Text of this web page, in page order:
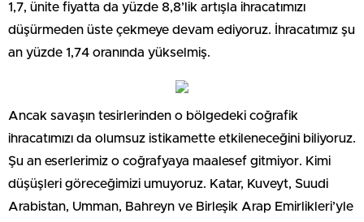
1,7, ünite fiyatta da yüzde 8,8’lik artışla ihracatımızı
düşürmeden üste çekmeye devam ediyoruz. İhracatımız şu
an yüzde 1,74 oranında yükselmiş.
Ancak savaşın tesirlerinden o bölgedeki coğrafik
ihracatımızı da olumsuz istikamette etkileneceğini biliyoruz.
Şu an eserlerimiz o coğrafyaya maalesef gitmiyor. Kimi
düşüşleri göreceğimizi umuyoruz. Katar, Kuveyt, Suudi
Arabistan, Umman, Bahreyn ve Birleşik Arap Emirlikleri’yle